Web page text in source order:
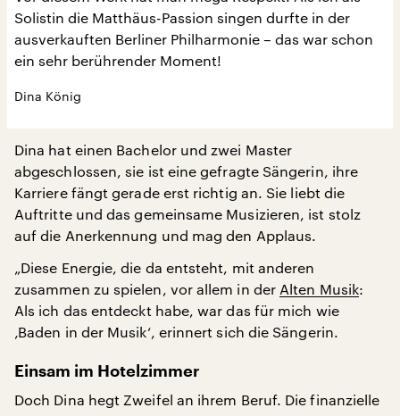
Solistin die Matthäus-Passion singen durfte in der
ausverkauften Berliner Philharmonie – das war schon
ein sehr berührender Moment!
Dina König
Dina hat einen Bachelor und zwei Master
abgeschlossen, sie ist eine gefragte Sängerin, ihre
Karriere fängt gerade erst richtig an. Sie liebt die
Auftritte und das gemeinsame Musizieren, ist stolz
auf die Anerkennung und mag den Applaus.
„Diese Energie, die da entsteht, mit anderen
zusammen zu spielen, vor allem in der Alten Musik:
Als ich das entdeckt habe, war das für mich wie
‚Baden in der Musik‘, erinnert sich die Sängerin.
Einsam im Hotelzimmer
Doch Dina hegt Zweifel an ihrem Beruf. Die finanzielle